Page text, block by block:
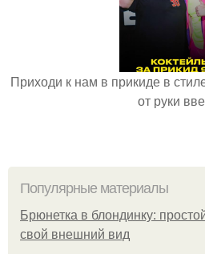
Приходи к нам в прикиде в
от руки
Популярные материалы
Брюнетка в блондинку:
свой внешний вид